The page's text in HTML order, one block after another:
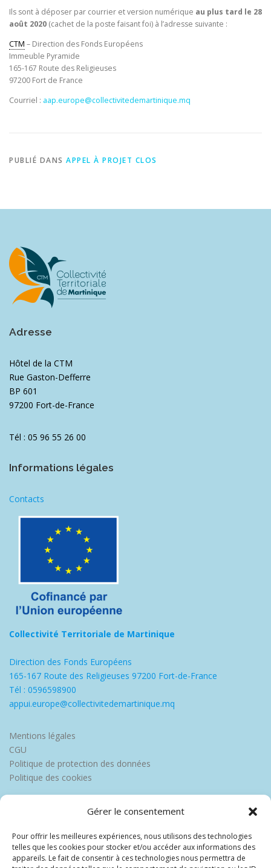
Gérer le consentement
Pour offrir les meilleures expériences, nous utilisons des technologies
telles que les cookies pour stocker et/ou accéder aux informations des
appareils. Le fait de consentir à ces technologies nous permettra de
Ils sont à déposer par courrier et version numérique au plus tard le 28
août 2020 (cachet de la poste faisant foi) à l’adresse suivante :
CTM – Direction des Fonds Européens
Immeuble Pyramide
165-167 Route des Religieuses
97200 Fort de France
Courriel : aap.europe@collectivitedemartinique.mq
PUBLIÉ DANS APPEL À PROJET CLOS
Adresse
Hôtel de la CTM
Rue Gaston-Defferre
BP 601
97200 Fort-de-France
Tél : 05 96 55 26 00
Informations légales
Contacts
Collectivité Territoriale de Martinique
Direction des Fonds Européens
165-167 Route des Religieuses 97200 Fort-de-France
Tél : 0596598900
appui.europe@collectivitedemartinique.mq
Mentions légales
CGU
Politique de protection des données
Politique des cookies